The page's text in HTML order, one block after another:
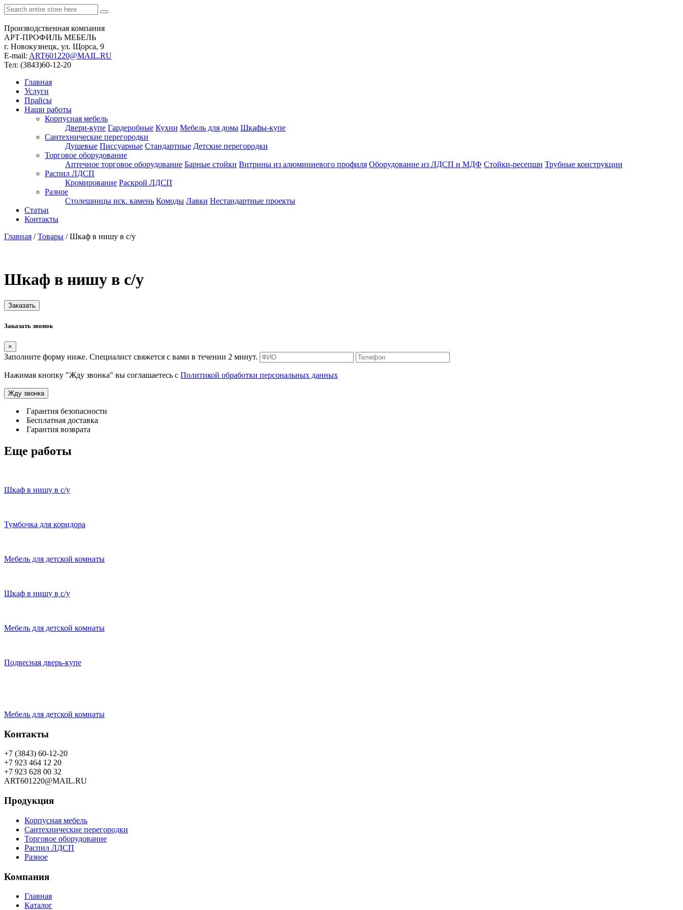
Производственная компания
АРТ-ПРОФИЛЬ МЕБЕЛЬ
г. Новокузнецк, ул. Щорса, 9
Е-mail: ART601220@MAIL.RU
Тел: (3843)60-12-20
Главная
Услуги
Прайсы
Наши работы
Корпусная мебель
Двери-купе Гардеробные Кухни Мебель для дома Шкафы-купе
Сантехнические перегородки
Душевые Писсуарные Стандартные Детские перегородки
Торговое оборудование
Аптечное торговое оборудование Барные стойки Витрины из алюминиевого профиля Оборудование из ЛДСП и МДФ Стойки-ресепшн Трубные конструкции
Распил ЛДСП
Кромирование Раскрой ЛДСП
Разное
Столешницы иск. камень Комоды Лавки Нестандартные проекты
Статьи
Контакты
Главная /Товары /Шкаф в нишу в с/у
Шкаф в нишу в с/у
Заказать
Заказать звонок
×
Заполните форму ниже. Специалист свяжется с вами в течении 2 минут.
Нажимая кнопку "Жду звонка" вы соглашаетесь с Политикой обработки персональных данных
Жду звонка
Гарантия безопасности
Бесплатная доставка
Гарантия возврата
Еще работы
Шкаф в нишу в с/у
Тумбочка для коридора
Мебель для детской комнаты
Шкаф в нишу в с/у
Мебель для детской комнаты
Подвесная дверь-купе
Мебель для детской комнаты
Контакты
+7 (3843) 60-12-20
+7 923 464 12 20
+7 923 628 00 32
ART601220@MAIL.RU
Продукция
Корпусная мебель
Сантехнические перегородки
Торговое оборудование
Распил ЛДСП
Разное
Компания
Главная
Каталог